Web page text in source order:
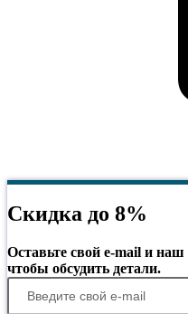
Скидка до 8%
Оставьте свой e-mail и
чтобы обсудить детали.